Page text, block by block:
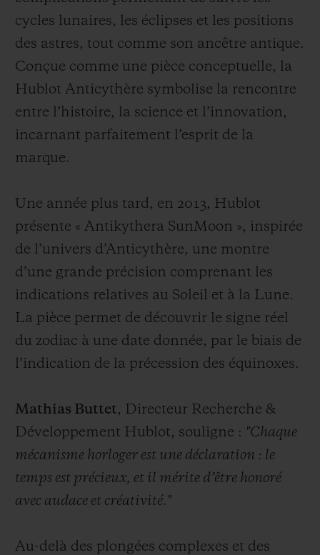
cycles lunaires, les éclipses et les positions
des astres, tout comme son ancêtre antique.
Conçue comme une pièce conceptuelle, la
Hublot Anticythère symbolise la rencontre
entre l’histoire, la science et l’innovation,
incarnant parfaitement l’esprit de la
marque.
Une année plus tard, en 2013, Hublot
présente « Antikythera SunMoon », inspirée
de l’univers d’Anticythère, une montre
d’une grande précision comprenant les
indications relatives au Soleil et à la Lune.
La pièce permet de découvrir le signe réel
du zodiac à une date donnée, par le biais de
l’indication de la précession des équinoxes.
Mathias Buttet, Directeur Recherche &
Développement Hublot, souligne : "Chaque
mécanisme horloger est une déclaration : le
temps est précieux, et il mérite d’être honoré
avec audace et créativité."
Au-delà des plongées complexes et des